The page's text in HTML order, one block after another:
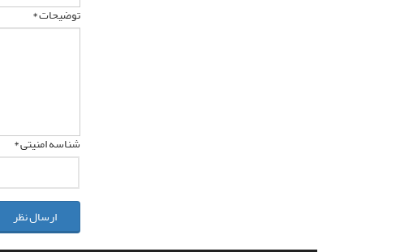
توضیحات *
شناسه امنیتی *
ارسال نظر